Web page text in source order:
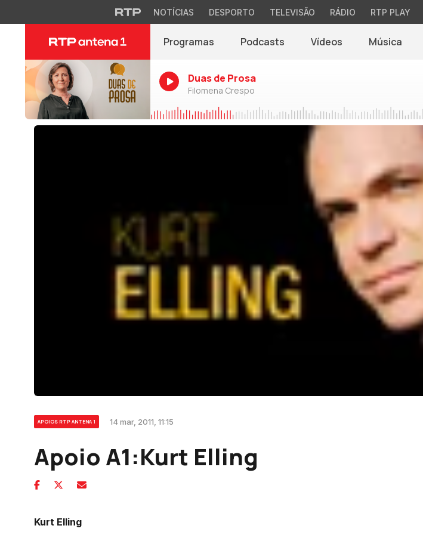
NOTÍCIAS DESPORTO TELEVISÃO RÁDIO RTP PLAY
Programas Podcasts Vídeos Música
Duas de Prosa
Filomena Crespo
APOIOS RTP ANTENA 1 14 mar, 2011, 11:15
Apoio A1:Kurt Elling
Kurt Elling